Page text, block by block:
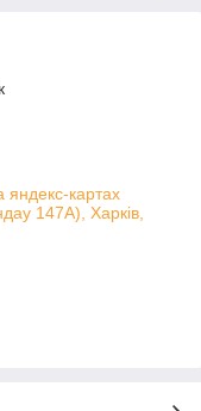
картах
147А), Харків,